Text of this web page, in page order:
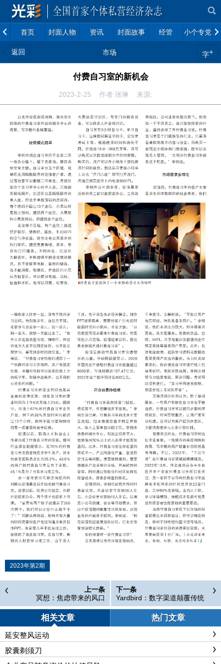
首页 封面人物 资讯 封面故事 经管 小个专党建
返回 市场 字+
付费自习室的新机会
2023-2-25 作者:张琳 来源:
2023年第2期
上一条
冥想：焦虑带来的风口
下一条
Yardbird：数字渠道颠覆传统
流通模式
相关文章 热门文章
延安整风运动
胶囊剃须刀